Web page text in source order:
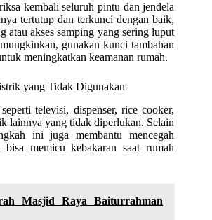
kembali seluruh pintu dan jendela
tertutup dan terkunci dengan baik,
atau akses samping yang sering luput
gunakan kunci tambahan
meningkatkan keamanan rumah.
yang Tidak Digunakan
televisi, dispenser, rice cooker,
lainnya yang tidak diperlukan. Selain
ini juga membantu mencegah
memicu kebakaran saat rumah
Masjid Raya Baiturrahman